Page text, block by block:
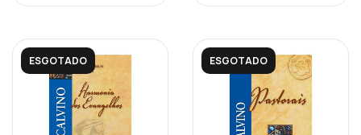
ESGOTADO ESGOTADO